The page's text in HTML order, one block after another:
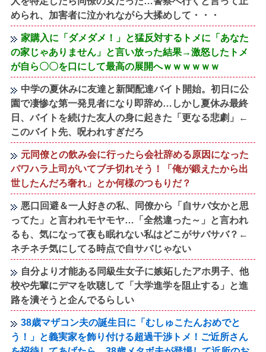
められ、加害者に泣かれながら大揉めして・・・
家購入に「ダメダメ！」と猛反対するトメに「あなた
の家じゃありません」と言い放った結果→激怒したトメ
が自ら〇〇を口にして最高の展開へｗｗｗｗｗｗ
中学の夏休みに友達と新聞配達バイト開始。初日に公
園で凄惨な第一発見者になり即辞め…しかし夏休み最終
日、バイトを続けた友人の身に起きた「更なる悲劇」←
このバイト先、呪われすぎだろ
元同僚との飲み会に行ったら会社辞める原因になった
パワハラ上司がいてブチ切れそう！「俺が鍛えたから出
世したんだろ奢れ」とか何様のつもりだ？
悪口回避＆一人好きの私、同僚から「自サバ女かと思
ってた」と言われモヤモヤ…「全然違った～」と言われ
るも、気になって夜も眠れない私はどこがサバサバ？←
ネチネチ気にしてる時点で自サバじゃない
自分より才能ある同級生女子に嫉妬したアホ男子、他
校や先輩にデマを吹聴して「大学進学を阻止する」と進
路を潰そうと企んでるらしい
38歳マザコン夫の誕生日に「むしゅこたんおめでと
う！」と義実家を飾り付ける超過干渉トメ！ご近所さん